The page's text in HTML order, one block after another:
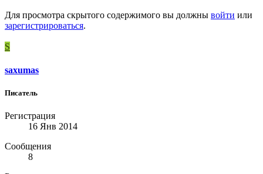
Для просмотра скрытого содержимого вы должны войти или
зарегистрироваться.
S
saxumas
Писатель
Регистрация
16 Янв 2014
Сообщения
8